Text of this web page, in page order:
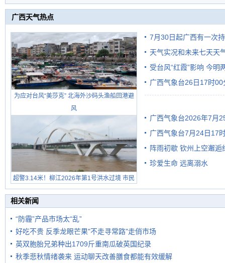
广西天气热点
为应对台风“美莎克” 北海外沙码头渔船回港避
风
超警3.14米！柳江2026年第1号洪水过境 市民
在堤岸见证汛况
7月30日起广西有一次
天气实况和未来七天天
受台风“红霞”影响 今明
有较强降雨
广西气象台26日17时
广西气象台2026年7月
级预警
广西气象台7月24日17
阵雨初歇 钦州上空邂逅
珍爱生命 远离溺水
相关新闻
“防霾”产品市场太“乱”
好吃不贵 反季龙眼芒果"不走寻常路"走俏市场
英双胞胎兄弟种出1709斤重南瓜破英国纪录
秋季悲秋情绪袭来 运动聊天改善膳食都能有效缓解